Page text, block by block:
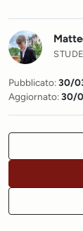
Pubblicato:30/
Aggiornato:30/